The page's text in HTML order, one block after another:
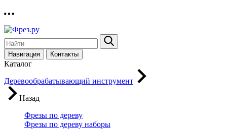
Навигация Контакты
Каталог
Деревообрабатывающий инструмент
Назад
Фрезы по дереву
Фрезы по дереву наборы